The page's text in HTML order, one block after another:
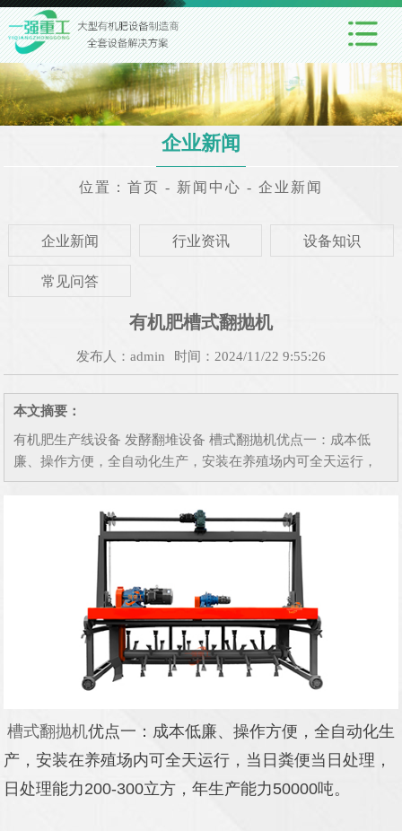
企业新闻
位置： 首页 - 新闻中心 - 企业新闻
企业新闻 行业资讯 设备知识
常见问答
有机肥槽式翻抛机
发布人：admin 时间：2024/11/22 9:55:26
本文摘要：
有机肥生产线设备 发酵翻堆设备 槽式翻抛机优点一：成本低
廉、操作方便，全自动化生产，安装在养殖场内可全天运行，
当日粪便当日处理，日处理能力立方，年生产能力吨。 槽式翻
槽式翻抛机优点一：成本低廉、操作方便，全自动化生
产，安装在养殖场内可全天运行，当日粪便当日处理，
日处理能力200-300立方，年生产能力50000吨。